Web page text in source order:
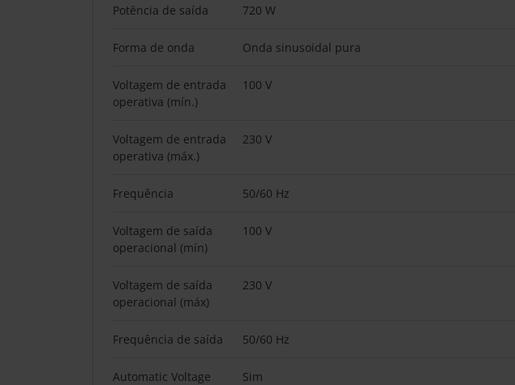
Potência de saída 720 W
Forma de onda Onda sinusoidal pura
Voltagem de entrada
operativa (mín.)
100 V
Voltagem de entrada
operativa (máx.)
230 V
Frequência 50/60 Hz
Voltagem de saída
operacional (mín)
100 V
Voltagem de saída
operacional (máx)
230 V
Frequência de saída 50/60 Hz
Automatic Voltage
Sim